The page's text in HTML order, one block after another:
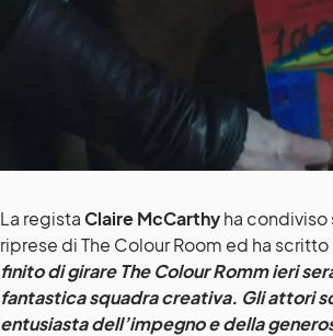
La registaClaire McCarthyha condiviso
riprese di The Colour Room ed ha
finito di girare The Colour Romm ieri
fantastica squadra creativa. Gli attori
entusiasta dell’impegno e della